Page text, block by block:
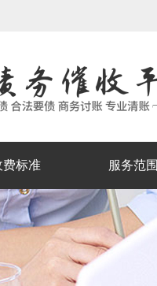
费标准 服务范围